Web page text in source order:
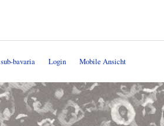
sub-bavaria Login Mobile Ansicht